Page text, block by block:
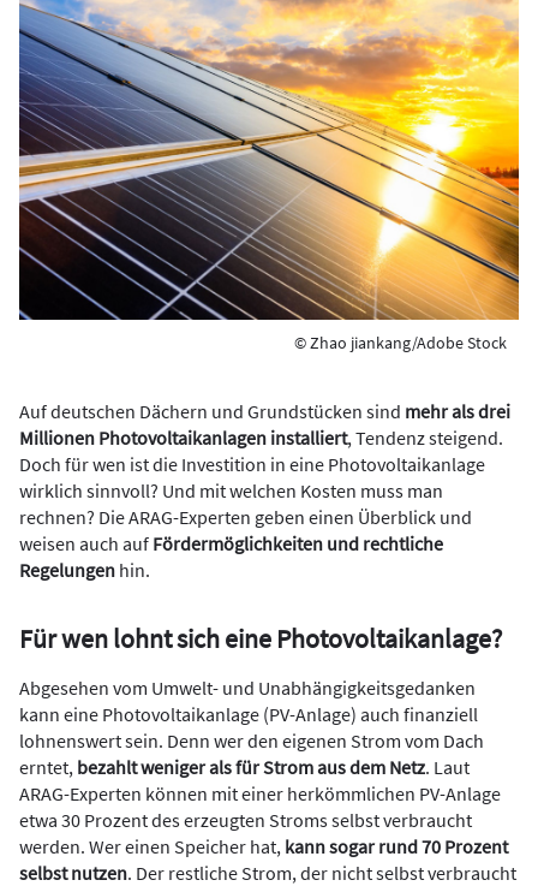
© Zhao jiankang/Adobe Stock
Auf deutschen Dächern und Grundstücken sind mehr als drei
Millionen Photovoltaikanlagen installiert, Tendenz steigend.
Doch für wen ist die Investition in eine Photovoltaikanlage
wirklich sinnvoll? Und mit welchen Kosten muss man
rechnen? Die ARAG-Experten geben einen Überblick und
weisen auch auf Fördermöglichkeiten und rechtliche
Regelungen hin.
Für wen lohnt sich eine Photovoltaikanlage?
Abgesehen vom Umwelt- und Unabhängigkeitsgedanken
kann eine Photovoltaikanlage (PV-Anlage) auch finanziell
lohnenswert sein. Denn wer den eigenen Strom vom Dach
erntet, bezahlt weniger als für Strom aus dem Netz. Laut
ARAG-Experten können mit einer herkömmlichen PV-Anlage
etwa 30 Prozent des erzeugten Stroms selbst verbraucht
werden. Wer einen Speicher hat, kann sogar rund 70 Prozent
selbst nutzen. Der restliche Strom, der nicht selbst verbraucht